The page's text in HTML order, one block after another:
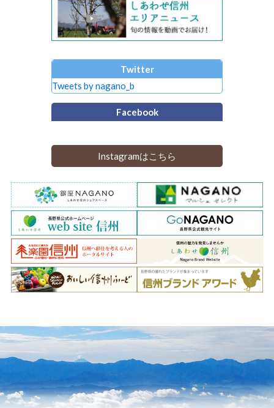
Twitter
Tweets by nagano_b
Facebook
Instagramはこちら